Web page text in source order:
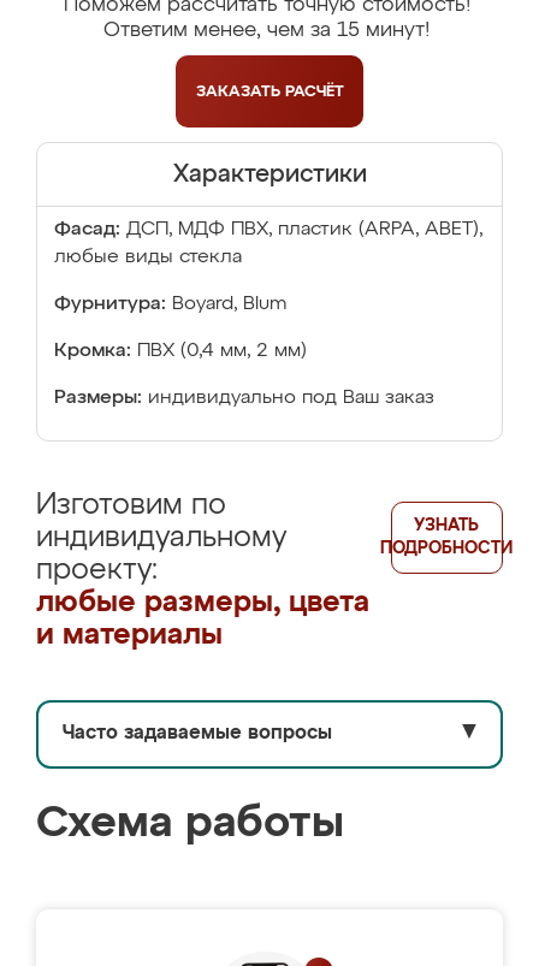
Поможем рассчитать точную стоимость!
Ответим менее, чем за 15 минут!
ЗАКАЗАТЬ РАСЧЁТ
Характеристики
Фасад: ДСП, МДФ ПВХ, пластик (ARPA, ABET),
любые виды стекла
Фурнитура: Boyard, Blum
Кромка: ПВХ (0,4 мм, 2 мм)
Размеры: индивидуально под Ваш заказ
Изготовим по
индивидуальному
проекту:
любые размеры, цвета
и материалы
УЗНАТЬ
ПОДРОБНОСТИ
Часто задаваемые вопросы ▼
Схема работы